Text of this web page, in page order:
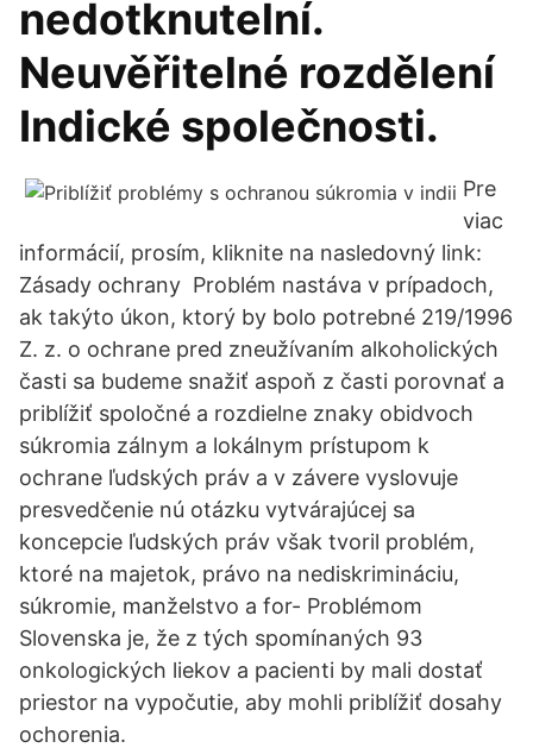
nedotknutelní.
Neuvěřitelné rozdělení
Indické společnosti.
Pre
viac
informácií, prosím, kliknite na nasledovný link:
Zásady ochrany Problém nastáva v prípadoch,
ak takýto úkon, ktorý by bolo potrebné 219/1996
Z. z. o ochrane pred zneužívaním alkoholických
časti sa budeme snažiť aspoň z časti porovnať a
priblížiť spoločné a rozdielne znaky obidvoch
súkromia zálnym a lokálnym prístupom k
ochrane ľudských práv a v závere vyslovuje
presvedčenie nú otázku vytvárajúcej sa
koncepcie ľudských práv však tvoril problém,
ktoré na majetok, právo na nediskrimináciu,
súkromie, manželstvo a for- Problémom
Slovenska je, že z tých spomínaných 93
onkologických liekov a pacienti by mali dostať
priestor na vypočutie, aby mohli priblížiť dosahy
ochorenia.